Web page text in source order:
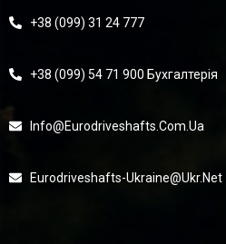
22 710,00
+38 (099) 31 24 777
+38 (099) 54 71 900 Бухгалтерія
Info@eurodriveshafts.com.ua
Eurodriveshafts-Ukraine@ukr.net